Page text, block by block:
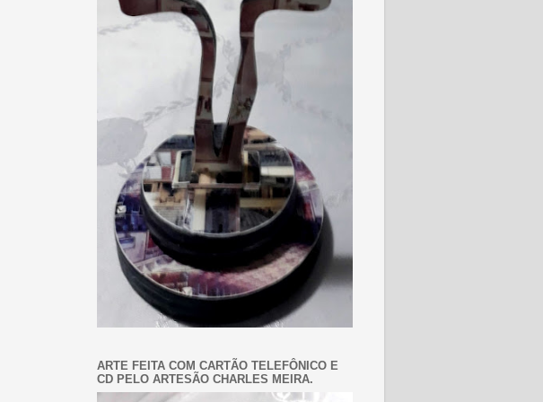
ARTE FEITA COM CARTÃO TELEFÔNICO E
CD PELO ARTESÃO CHARLES MEIRA.